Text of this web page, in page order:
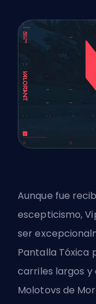
Aunque fue
escepticismo,
ser
Pantalla
carriles largos y
Molotovs de